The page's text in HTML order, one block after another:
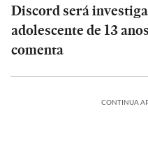
Discord será
adolescente de 13
comenta
CONTINUA